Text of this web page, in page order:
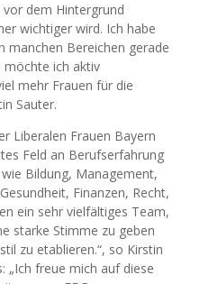
dem Hintergrund
wichtiger wird. Ich habe
manchen Bereichen gerade
möchte ich aktiv
mehr Frauen für die
Sauter.
Liberalen Frauen Bayern
Feld an Berufserfahrung
Bildung, Management,
Finanzen, Recht,
ein sehr vielfältiges Team,
starke Stimme zu geben
zu etablieren.“, so Kirstin
„Ich freue mich auf diese